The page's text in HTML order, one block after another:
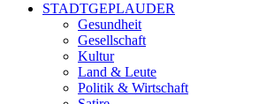
STADTGEPLAUDER
Gesundheit
Gesellschaft
Kultur
Land & Leute
Politik & Wirtschaft